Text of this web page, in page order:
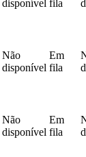
disponível fila
Não
disponível
Em
fila
Não
disponível
Em
fila